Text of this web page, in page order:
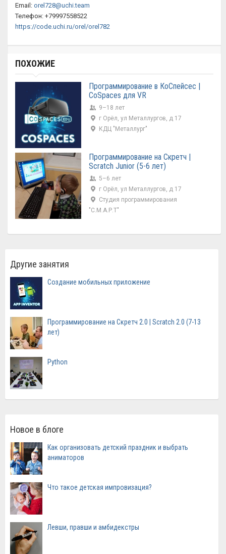
Email: orel728@uchi.team
Телефон: +79997558522
https://code.uchi.ru/orel/orel782
ПОХОЖИЕ
Программирование в КоСпейсес |
CoSpaces для VR
9–18 лет
г Орёл, ул Металлургов, д 17
КДЦ "Металлург"
Программирование на Скретч |
Scratch Junior (5-6 лет)
5–6 лет
г Орёл, ул Металлургов, д 17
Студия программирования
"С.М.А.Р.Т"
Другие занятия
Создание мобильных приложение
Программирование на Скретч 2.0 | Scratch 2.0 (7-13
лет)
Python
Новое в блоге
Как организовать детский праздник и выбрать
аниматоров
Что такое детская импровизация?
Левши, правши и амбидекстры